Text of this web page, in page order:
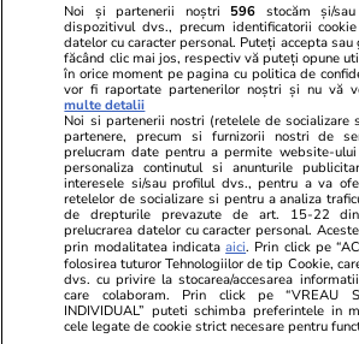
GSP.ro
Internetul a explodat! Cele mai
tari meme-uri după ce Spania a
învins-o pe Franța în semifinale
„Dictatorul” Mbappe a devenit
bebelușul lui Yamal
Noi și partenerii noștri 596 stocăm și/
dispozitivul dvs., precum identificatorii
datelor cu caracter personal. Puteți accepta
făcând clic mai jos, respectiv vă puteți opune
în orice moment pe pagina cu politica de
vor fi raportate partenerilor noștri și nu vă
multe detalii
Noi si partenerii nostri (retelele de
partenere, precum si furnizorii nostri de
prelucram date pentru a permite website-
personaliza continutul si anunturile
interesele si/sau profilul dvs., pentru a va
retelelor de socializare si pentru a analiza
de drepturile prevazute de art. 15-22
prelucrarea datelor cu caracter personal.
prin modalitatea indicataaici. Prin click pe
folosirea tuturor Tehnologiilor de tip Cookie,
dvs. cu privire la stocarea/accesarea
care colaboram. Prin click pe “VREAU
INDIVIDUAL” puteti schimba preferintele in
cele legate de cookie strict necesare pentru